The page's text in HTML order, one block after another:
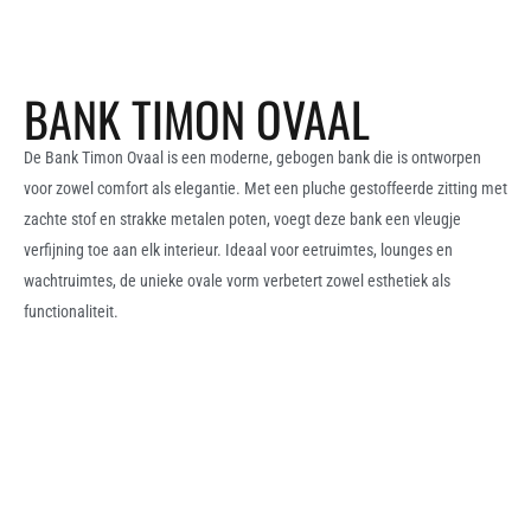
BANK TIMON OVAAL
De Bank Timon Ovaal is een moderne, gebogen bank die is ontworpen
voor zowel comfort als elegantie. Met een pluche gestoffeerde zitting met
zachte stof en strakke metalen poten, voegt deze bank een vleugje
verfijning toe aan elk interieur. Ideaal voor eetruimtes, lounges en
wachtruimtes, de unieke ovale vorm verbetert zowel esthetiek als
functionaliteit.